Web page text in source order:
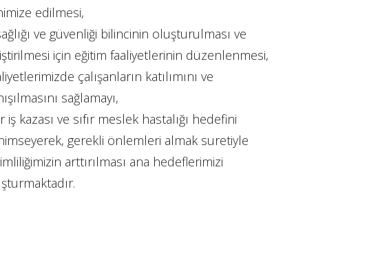
edilmesi,
ve güvenliği bilincinin oluşturulması ve
için eğitim faaliyetlerinin düzenlenmesi,
çalışanların katılımını ve
sağlamayı,
iş kazası ve sıfır meslek hastalığı hedefini
gerekli önlemleri almak suretiyle
arttırılması ana hedeflerimizi